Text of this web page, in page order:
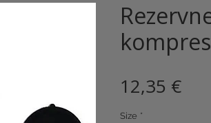
12,35 €
Size *